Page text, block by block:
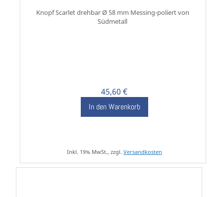
Knopf Scarlet drehbar Ø 58 mm Messing-poliert von
Südmetall
45,60 €
In den Warenkorb
Inkl. 19% MwSt., zzgl. Versandkosten